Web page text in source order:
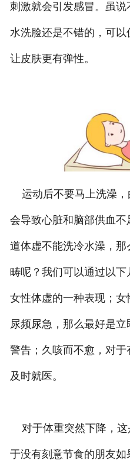
刺激就会引发感冒。虽
水洗脸还是不错的，可
让皮肤更有弹性。
运动后不要马上洗澡，
会导致心脏和脑部供血
道体虚不能洗冷水澡，
畴呢？我们可以通过以
女性体虚的一种表现；
尿频尿急，那么最好是
警告；久咳而不愈，对
及时就医。
对于体重突然下降，这
于没有刻意节食的朋友